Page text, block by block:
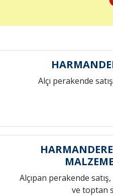
Alçı perakende
Alçıpan perakende
ve toptan